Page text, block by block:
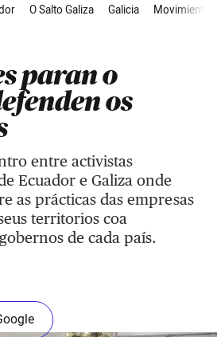
O Salto Galiza Galicia Movimiento
paran o
os
entre activistas
Ecuador e Galiza onde
as prácticas das empresas
territorios coa
de cada país.